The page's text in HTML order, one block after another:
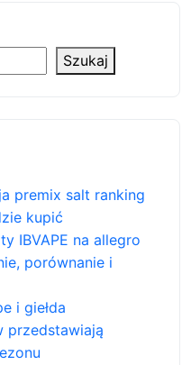
Szukaj
premix salt ranking
kupić
IBVAPE na allegro
porównanie i
i giełda
przedstawiają